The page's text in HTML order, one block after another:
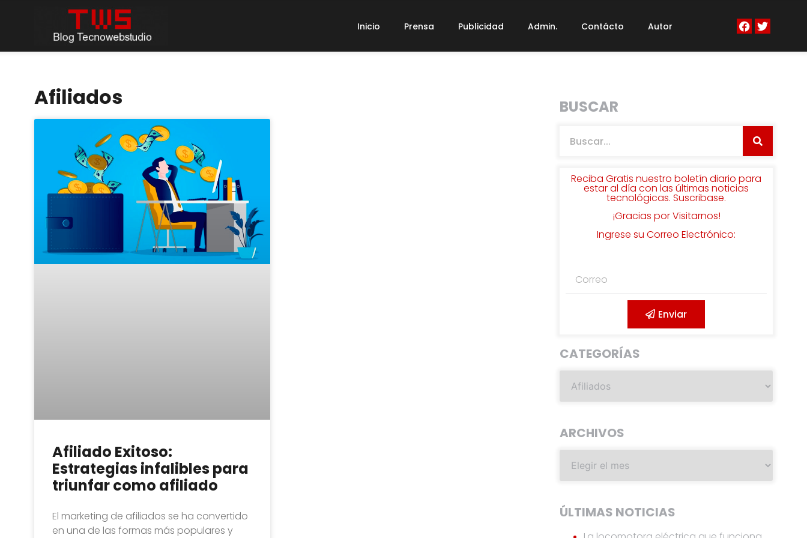
Inicio Prensa Publicidad Admin. Contácto Autor
Afiliados
Afiliado Exitoso:
Estrategias infalibles para
triunfar como afiliado
El marketing de afiliados se ha convertido
en una de las formas más populares y
BUSCAR
Reciba Gratis nuestro boletín diario para
estar al día con las últimas noticias
tecnológicas. Suscribase.
¡Gracias por Visitarnos!
Ingrese su Correo Electrónico:
Enviar
CATEGORÍAS
ARCHIVOS
ÚLTIMAS NOTICIAS